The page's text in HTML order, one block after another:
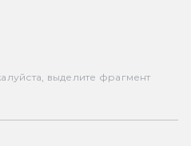
выделите фрагмент